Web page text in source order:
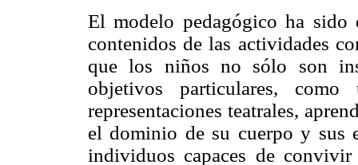
El modelo pedagógico ha sido
contenidos de las actividades
que los niños no sólo son
objetivos particulares,
representaciones teatrales,
el dominio de su cuerpo y sus
individuos capaces de